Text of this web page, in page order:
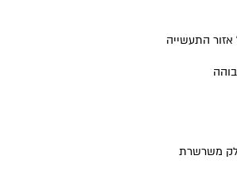
התעשייה
משרשרת